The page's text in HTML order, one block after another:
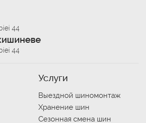
44
44
Услуги
Выездной шиномонтаж
Хранение шин
Сезонная смена шин